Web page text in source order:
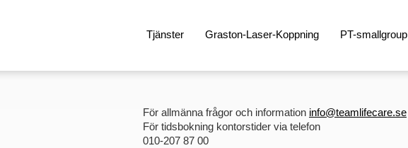
Tjänster Graston-Laser-Koppning PT-smallgroup
För allmänna frågor och information info@teamlifecare.se
För tidsbokning kontorstider via telefon
010-207 87 00